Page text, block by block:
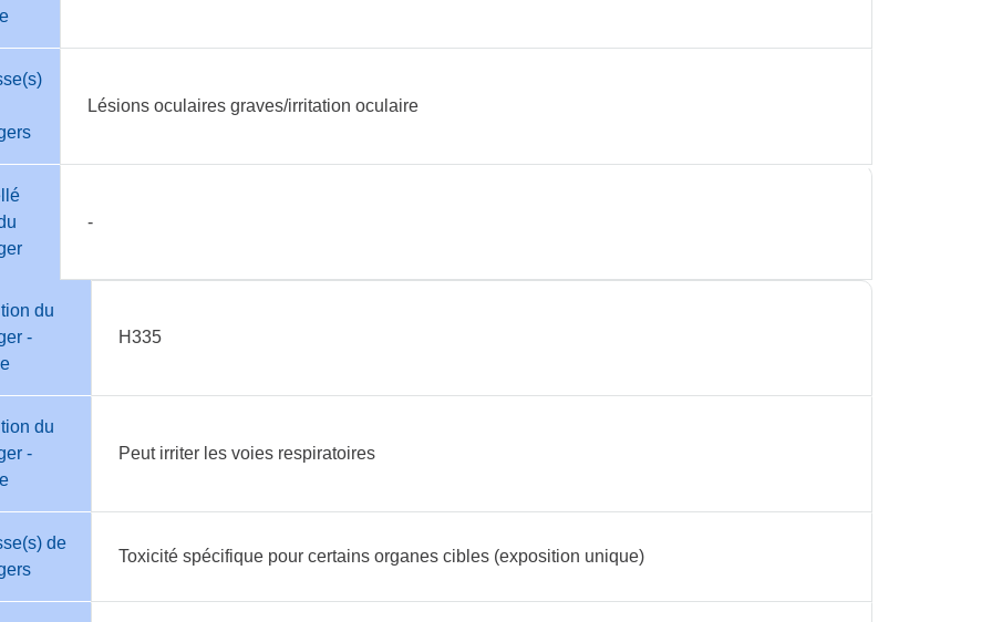
Lésions oculaires graves/irritation oculaire
-
du
-
H335
du
-
Peut irriter les voies respiratoires
de
Toxicité spécifique pour certains organes cibles (exposition unique)